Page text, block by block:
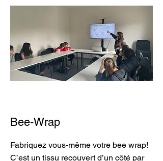
Bee-Wrap
Fabriquez vous-même votre bee wrap!
C’est un tissu recouvert d’un côté par